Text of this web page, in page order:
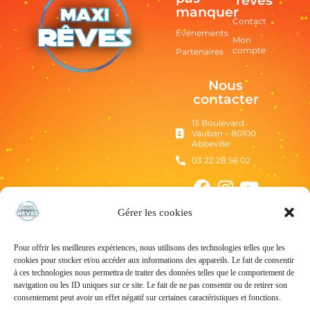
Gérer les cookies
Pour offrir les meilleures expériences, nous utilisons des technologies telles que les
cookies pour stocker et/ou accéder aux informations des appareils. Le fait de consentir
à ces technologies nous permettra de traiter des données telles que le comportement de
navigation ou les ID uniques sur ce site. Le fait de ne pas consentir ou de retirer son
consentement peut avoir un effet négatif sur certaines caractéristiques et fonctions.
manquer
Événements
Partenaires
Contact
Mon
compte
Nous
contacter
13 Boulevard
Vauban – 80100
Abbeville
03 22 28 56 02